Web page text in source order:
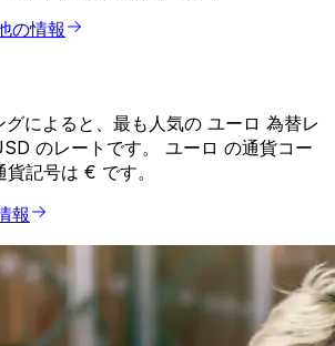
の情報
によると、最も人気の ユーロ 為替レ
のレートです。 ユーロ の通貨コー
記号は € です。
報